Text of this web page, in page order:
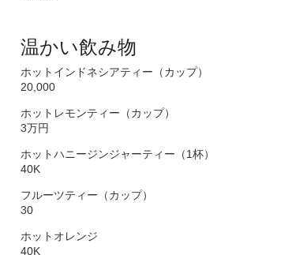
温かい飲み物
ホットインドネシアティー（カップ）
20,000
ホットレモンティー（カップ）
3万円
ホットハニージンジャーティー（1杯）
40K
フルーツティー（カップ）
30
ホットオレンジ
40K